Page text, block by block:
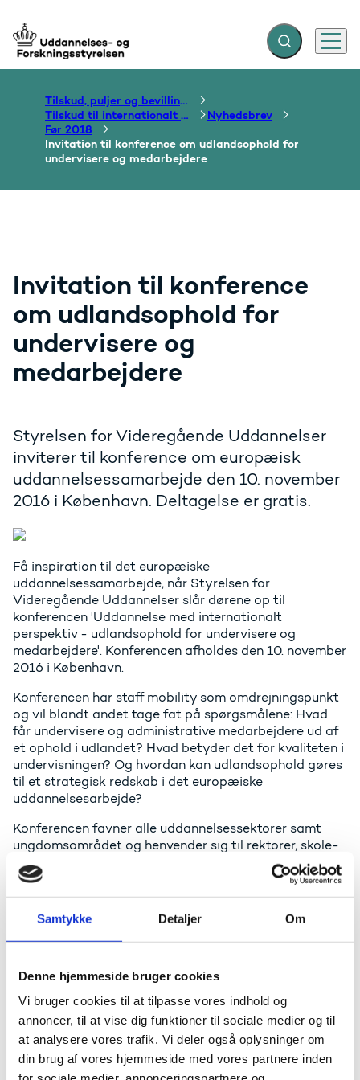
Samtykke Detaljer Om
Denne hjemmeside bruger cookies
Vi bruger cookies til at tilpasse vores indhold og
annoncer, til at vise dig funktioner til sociale medier og til
at analysere vores trafik. Vi deler også oplysninger om
din brug af vores hjemmeside med vores partnere inden
Gå til forsiden Fold søgefelt ud
Menu
Tilskud, puljer og bevillinger
Tilskud til internationalt samarbejde om uddannelse
Nyhedsbrev
Før 2018
Invitation til konference om udlandsophold for
undervisere og medarbejdere
Invitation til konference
om udlandsophold for
undervisere og
medarbejdere
Styrelsen for Videregående Uddannelser
inviterer til konference om europæisk
uddannelsessamarbejde den 10. november
2016 i København. Deltagelse er gratis.
Få inspiration til det europæiske
uddannelsessamarbejde, når Styrelsen for
Videregående Uddannelser slår dørene op til
konferencen 'Uddannelse med internationalt
perspektiv - udlandsophold for undervisere og
medarbejdere'. Konferencen afholdes den 10. november
2016 i København.
Konferencen har staff mobility som omdrejningspunkt
og vil blandt andet tage fat på spørgsmålene: Hvad
får undervisere og administrative medarbejdere ud af
et ophold i udlandet? Hvad betyder det for kvaliteten i
undervisningen? Og hvordan kan udlandsophold gøres
til et strategisk redskab i det europæiske
uddannelsesarbejde?
Konferencen favner alle uddannelsessektorer samt
ungdomsområdet og henvender sig til rektorer, skole-
og uddannelsesledere, undervisere og vejledere, lærere
og koordinatorer af internationalt samarbejde samt
andre med indflydelse på og interesse for uddannelse
og læring.
DGI-Byen i København fra kl. 9.00-15.30. Det er gratis
at deltage. Frist for tilmelding er den 28. oktober 2016.
Se program for dagen og tilmeld dig